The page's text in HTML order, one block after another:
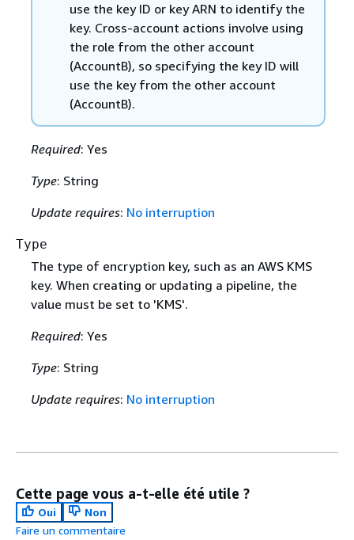
use the key ID or key ARN to identify the
key. Cross-account actions involve using
the role from the other account
(AccountB), so specifying the key ID will
use the key from the other account
(AccountB).
Required: Yes
Type: String
Update requires: No interruption
Type
The type of encryption key, such as an AWS KMS
key. When creating or updating a pipeline, the
value must be set to 'KMS'.
Required: Yes
Type: String
Update requires: No interruption
Cette page vous a-t-elle été utile ?
Oui
Non
Faire un commentaire